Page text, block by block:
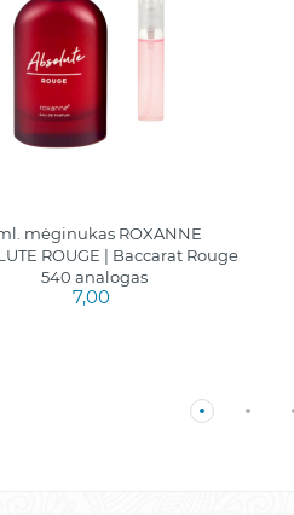
mėginukas ROXANNE
ROUGE | Baccarat Rouge
540 analogas
7,00